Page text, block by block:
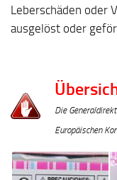
Leberschäden oder
ausgelöst oder
Die
Europäischen